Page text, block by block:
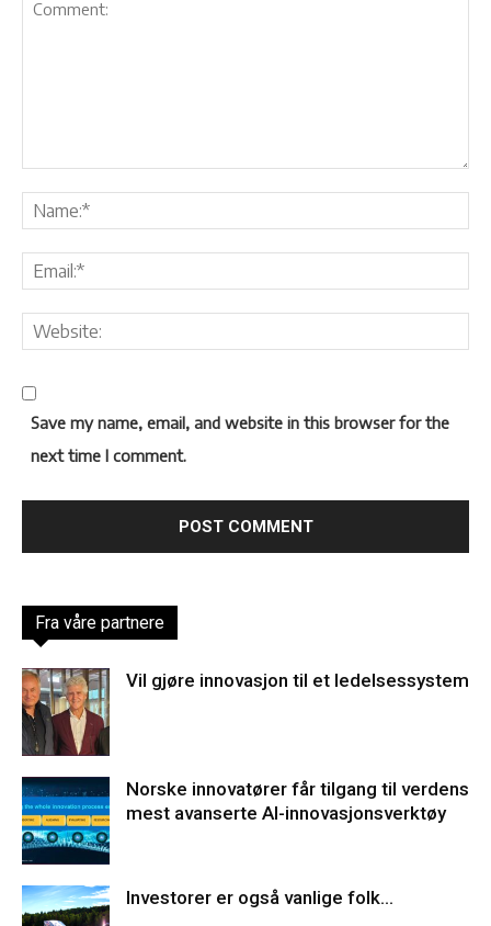
Save my name, email, and website in this browser for the
next time I comment.
Fra våre partnere
Vil gjøre innovasjon til et ledelsessystem
Norske innovatører får tilgang til verdens
mest avanserte AI-innovasjonsverktøy
Investorer er også vanlige folk…